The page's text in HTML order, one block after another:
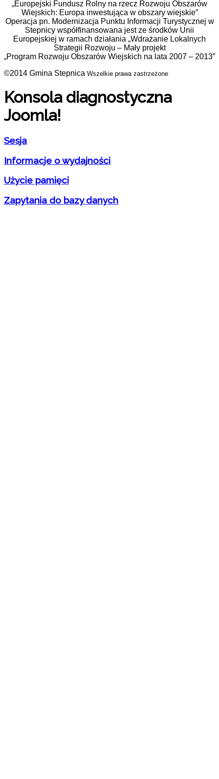
„Europejski Fundusz Rolny na rzecz Rozwoju Obszarów
Wiejskich: Europa inwestująca w obszary wiejskie”
Operacja pn. Modernizacja Punktu Informacji Turystycznej w
Stepnicy współfinansowana jest ze środków Unii
Europejskiej w ramach działania „Wdrażanie Lokalnych
Strategii Rozwoju – Mały projekt
„Program Rozwoju Obszarów Wiejskich na lata 2007 – 2013”
©2014 Gmina Stepnica Wszelkie prawa zastrzeżone
Konsola diagnostyczna
Joomla!
Sesja
Informacje o wydajności
Użycie pamięci
Zapytania do bazy danych